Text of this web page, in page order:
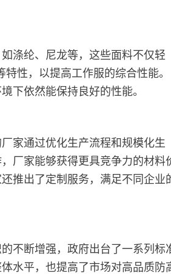
涤纶、尼龙等，这些面料不仅轻
性，以提高工作服的综合性能。
下依然能保持良好的性能。
家通过优化生产流程和规模化生
厂家能够获得更具竞争力的材料
推出了定制服务，满足不同企业
不断增强，政府出台了一系列标
水平，也提高了市场对高品质防